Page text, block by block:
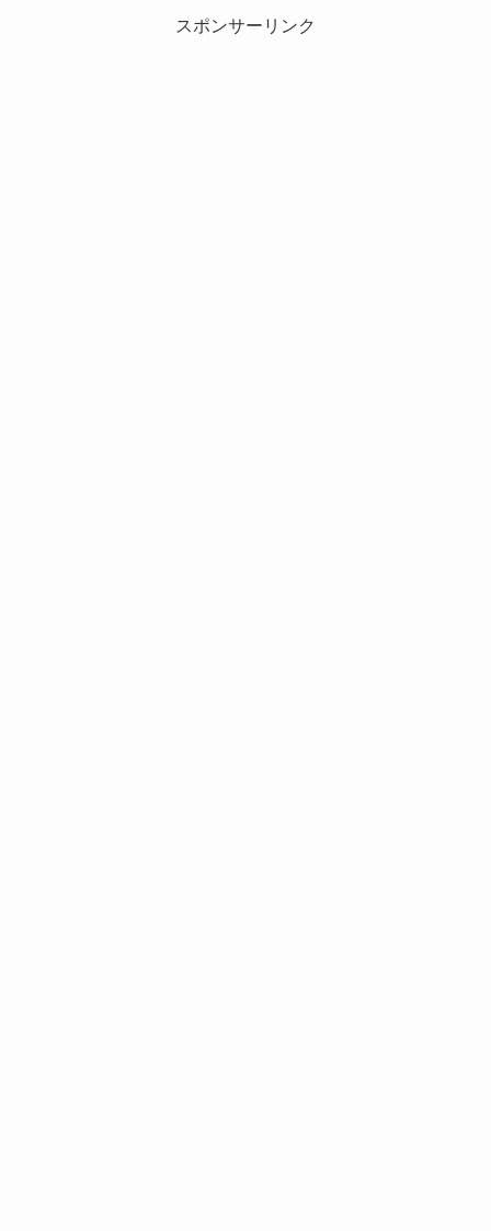
スポンサーリンク